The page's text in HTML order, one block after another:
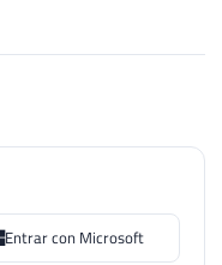
Entrar con Microsoft